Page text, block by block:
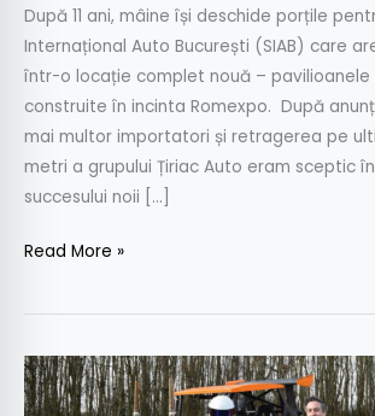
După 11 ani, mâine își deschide porțile
Internațional Auto București (SIAB) care
într-o locație complet nouă – pavilioanele
construite în incinta Romexpo. După
mai multor importatori și retragerea pe
metri a grupului Țiriac Auto eram sceptic
succesului noii […]
Read More »
Stig
de